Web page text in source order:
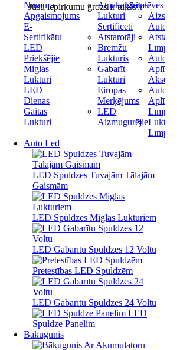
Numura
Apgaismojums
E-
Sertifikātu
LED
Priekšējie
Miglas
Lukturi
LED
Dienas
Gaitas
Lukturi
Atpakaļgaitas
Lukturi
Sertificēti
Atstarotāji
Bremžu
Lukturis
Gabarīt
Lukturi
Eiropas
Merķējums
LED
Aizmugurējie
Līmplēves
Aizsargplēve
Automašīnai
Atstarojošas
Līmplēves
Auto
Aplīmēšanas
Aksesuāri
Auto
Aplīmēšanas
Līmplēve
Lukturu
Līmplēve
Auto Led
LED Spuldzes Tuvajām Tālajām
Gaismām
LED Spuldzes Miglas Lukturiem
LED Gabarītu Spuldzes 12 Voltu
Pretestības LED Spuldzēm
LED Gabarītu Spuldzes 24 Voltu
LED
Spuldze Panelim
Bākugunis
Jūsu iepirkumu grozs ir tukšs!